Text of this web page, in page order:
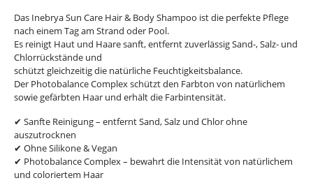
Das Inebrya Sun Care Hair & Body Shampoo ist die perfekte Pflege
nach einem Tag am Strand oder Pool.
Es reinigt Haut und Haare sanft, entfernt zuverlässig Sand-, Salz- und
Chlorrückstände und
schützt gleichzeitig die natürliche Feuchtigkeitsbalance.
Der Photobalance Complex schützt den Farbton von natürlichem
sowie gefärbten Haar und erhält die Farbintensität.
✔ Sanfte Reinigung – entfernt Sand, Salz und Chlor ohne
auszutrocknen
✔ Ohne Silikone & Vegan
✔ Photobalance Complex – bewahrt die Intensität von natürlichem
und coloriertem Haar